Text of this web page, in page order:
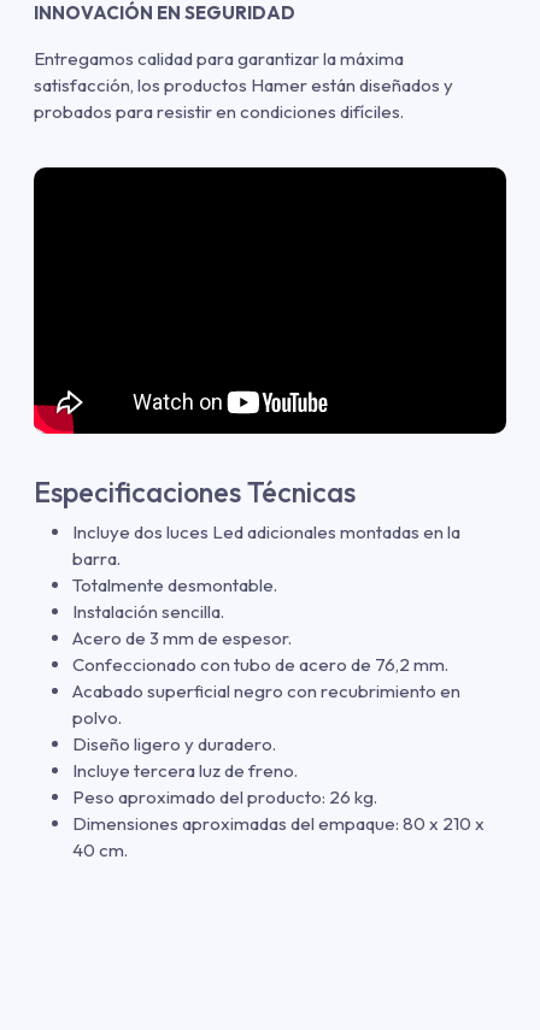
INNOVACIÓN EN SEGURIDAD
Entregamos calidad para garantizar la máxima
satisfacción, los productos Hamer están diseñados y
probados para resistir en condiciones difíciles.
Especificaciones Técnicas
Incluye dos luces Led adicionales montadas en la
barra.
Totalmente desmontable.
Instalación sencilla.
Acero de 3 mm de espesor.
Confeccionado con tubo de acero de 76,2 mm.
Acabado superficial negro con recubrimiento en
polvo.
Diseño ligero y duradero.
Incluye tercera luz de freno.
Peso aproximado del producto: 26 kg.
Dimensiones aproximadas del empaque: 80 x 210 x
40 cm.